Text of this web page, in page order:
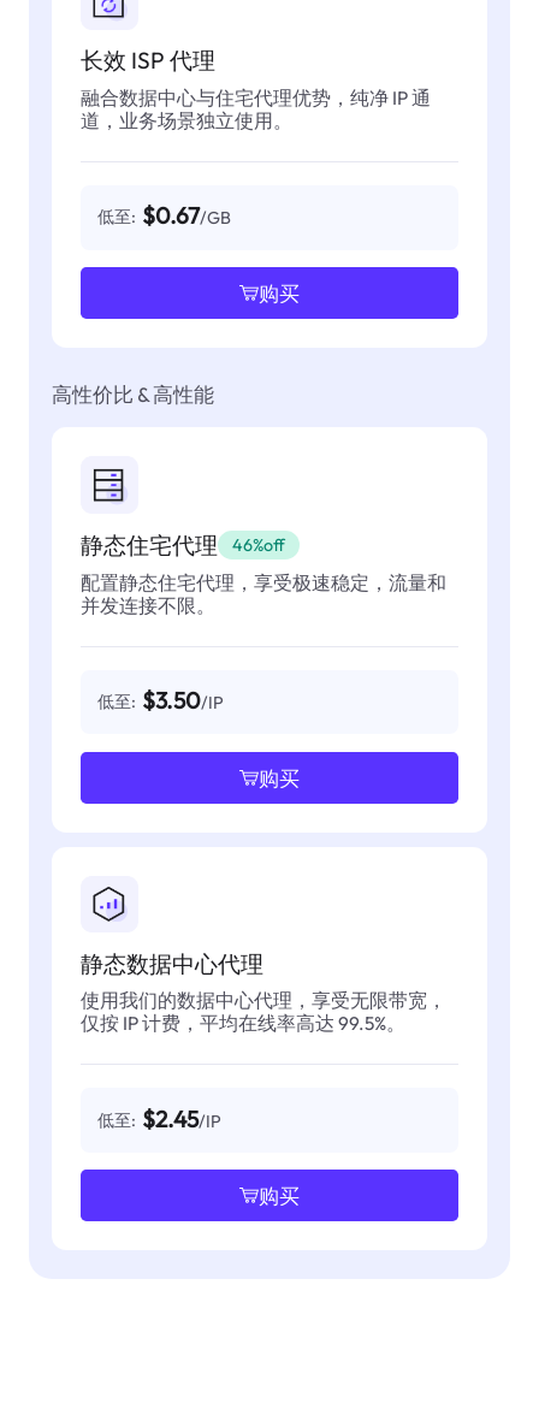
长效 ISP 代理
融合数据中心与住宅代理优势，纯净 IP 通
道，业务场景独立使用。
低至: $0.67/GB
购买
高性价比 & 高性能
静态住宅代理 46%off
配置静态住宅代理，享受极速稳定，流量和
并发连接不限。
低至: $3.50/IP
购买
静态数据中心代理
使用我们的数据中心代理，享受无限带宽，
仅按 IP 计费，平均在线率高达 99.5%。
低至: $2.45/IP
购买